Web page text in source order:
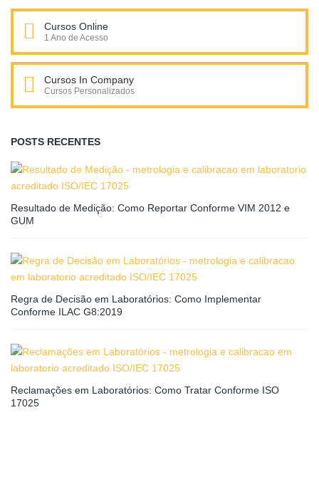
Cursos Online
1 Ano de Acesso
Cursos In Company
Cursos Personalizados
POSTS RECENTES
Resultado de Medição: Como Reportar Conforme VIM 2012 e
GUM
Regra de Decisão em Laboratórios: Como Implementar
Conforme ILAC G8:2019
Reclamações em Laboratórios: Como Tratar Conforme ISO
17025